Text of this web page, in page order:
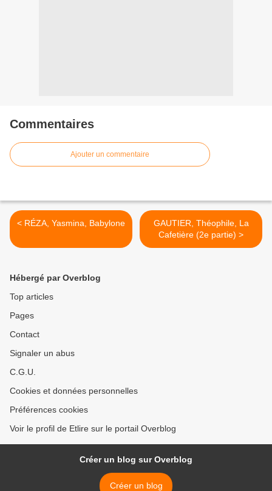
Commentaires
Ajouter un commentaire
< RÉZA, Yasmina, Babylone
GAUTIER, Théophile, La
Cafetière (2e partie) >
Hébergé par Overblog
Top articles
Pages
Contact
Signaler un abus
C.G.U.
Cookies et données personnelles
Préférences cookies
Voir le profil de Etlire sur le portail Overblog
Créer un blog sur Overblog
Créer un blog